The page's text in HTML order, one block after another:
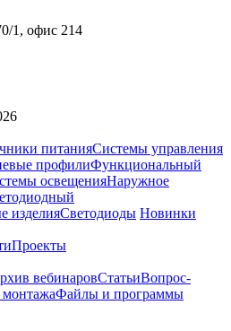
1, офис 214
питанияСистемы управления
профилиФункциональный
освещенияНаружное
изделияСветодиоды Новинки
Проекты
вебинаровСтатьиВопрос-
Файлы и программы